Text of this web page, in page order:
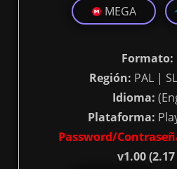
MEGA
Formato:
Región: PAL |
Idioma:
Plataforma:
Password/
v1.00